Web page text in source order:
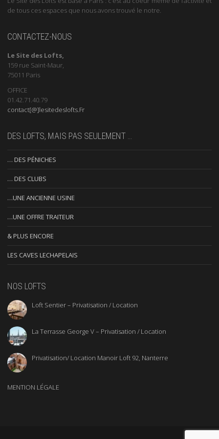
de tous ces espaces que nous avons trouvé le notre.
CONTACTEZ-NOUS
Le Site des Lofts,
159 rue Saint-Maur,
75011 Paris
OFFICE
01.42.71.40.79
contact[@]lesitedeslofts.Fr
DES LOFTS, MAIS PAS SEULEMENT …
… DES PÉNICHES
… DES CLUBS
…UNE ANCIENNE USINE
…UNE OFFRE TRAITEUR
& PLUS ENCORE
LES CAVES LECHAPELAIS
NOS LOFTS
Loft Sentier – Privatisation / Location
La Terrasse George V – Privatisation / Location
Privatisation/ Location Manoir Loft 92, Nanterre
MENTION LÉGALE